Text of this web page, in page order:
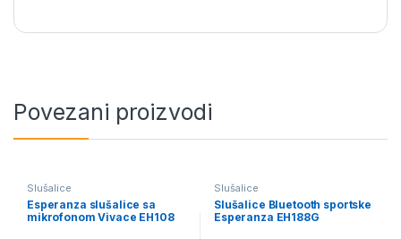
Povezani proizvodi
Slušalice
Esperanza slušalice sa
mikrofonom Vivace EH108
Slušalice
Slušalice Bluetooth sportske
Esperanza EH188G